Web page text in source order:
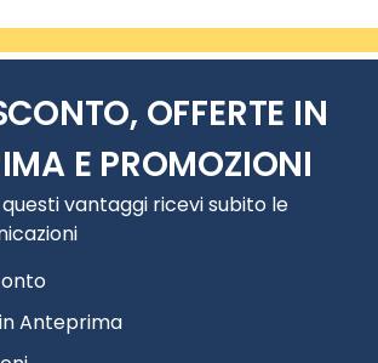
OFFERTE IN
E PROMOZIONI
vantaggi ricevi subito le
Anteprima